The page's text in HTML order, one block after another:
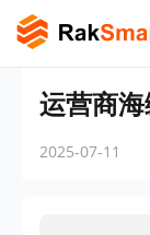
运营商
2025-07-11